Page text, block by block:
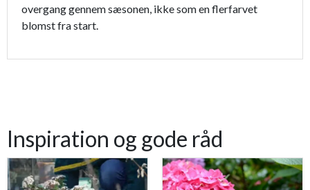
overgang gennem sæsonen, ikke som en flerfarvet
blomst fra start.
Inspiration og gode råd